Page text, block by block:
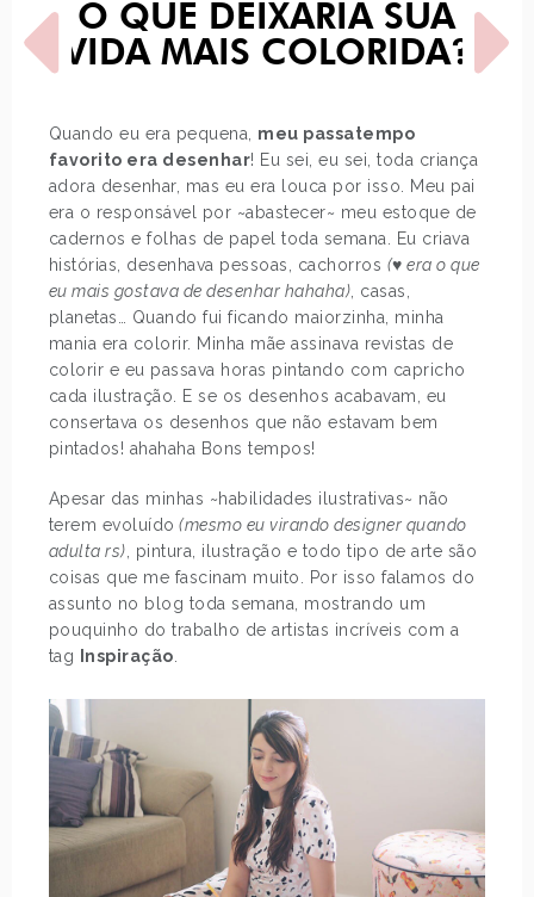
O QUE DEIXARIA SUA
VIDA MAIS COLORIDA?
Quando eu era pequena, meu passatempo
favorito era desenhar! Eu sei, eu sei, toda criança
adora desenhar, mas eu era louca por isso. Meu pai
era o responsável por ~abastecer~ meu estoque de
cadernos e folhas de papel toda semana. Eu criava
histórias, desenhava pessoas, cachorros (♥ era o que
eu mais gostava de desenhar hahaha) , casas,
planetas… Quando fui ficando maiorzinha, minha
mania era colorir. Minha mãe assinava revistas de
colorir e eu passava horas pintando com capricho
cada ilustração. E se os desenhos acabavam, eu
consertava os desenhos que não estavam bem
pintados! ahahaha Bons tempos!
Apesar das minhas ~habilidades ilustrativas~ não
terem evoluído (mesmo eu virando designer quando
adulta rs) , pintura, ilustração e todo tipo de arte são
coisas que me fascinam muito. Por isso falamos do
assunto no blog toda semana, mostrando um
pouquinho do trabalho de artistas incríveis com a
tag
Inspiração
POST ANTERIOR
LOOK DO DIA: CROPPED E
MIDI
PRÓXIMO POST
DECORAÇÃO: MURAL DE
INSPIRAÇÕES